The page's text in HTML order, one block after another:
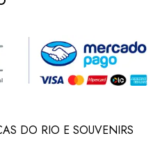
DO RIO E SOUVENIRS